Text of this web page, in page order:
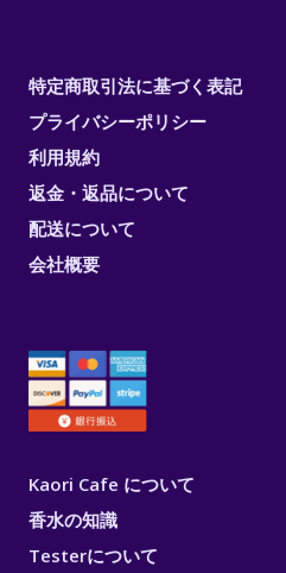
特定商取引法に基づく表記
プライバシーポリシー
利用規約
返金・返品について
配送について
会社概要
Kaori Cafe について
香水の知識
Testerについて